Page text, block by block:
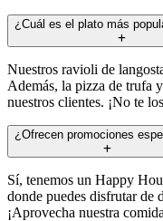
¿Cuál es el plato más
Nuestros ravioli de
Además, la pizza de trufa
nuestros clientes. ¡No te
¿Ofrecen promociones
Sí, tenemos un Happy
donde puedes disfrutar de
¡Aprovecha nuestra